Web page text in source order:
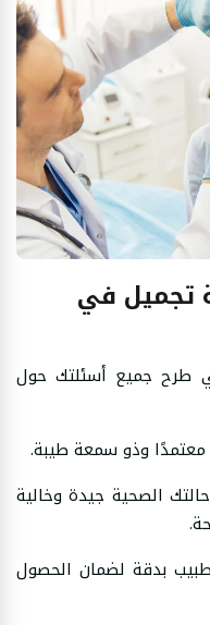
تجميل في
طرح جميع أسئلتك حول
معتمدًا وذو سمعة طيبة.
الصحية جيدة وخالية
بدقة لضمان الحصول